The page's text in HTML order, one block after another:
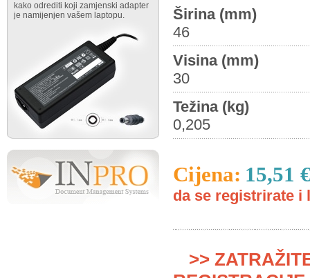
kako odrediti koji zamjenski adapter
je namijenjen vašem laptopu.
Širina (mm)
46
Visina (mm)
30
Težina (kg)
0,205
Cijena: 15,51
da se registrirate i
>>